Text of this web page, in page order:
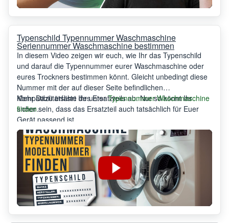
Typenschild Typennummer Waschmaschine
Seriennummer Waschmaschine bestimmen
In diesem Video zeigen wir euch, wie Ihr das Typenschild
und darauf die Typennummer eurer Waschmaschine oder
eures Trockners bestimmen könnt. Gleicht unbedingt diese
Nummer mit der auf dieser Seite befindlichen
Kompatibilitätsliste des Ersatzteils ab. Nur so könnt Ihr
sicher sein, dass das Ersatzteil auch tatsächlich für Euer
Gerät passend ist.
Mehr Dazu erfahrt Ihr unterTypennummer Waschmaschine
finden.